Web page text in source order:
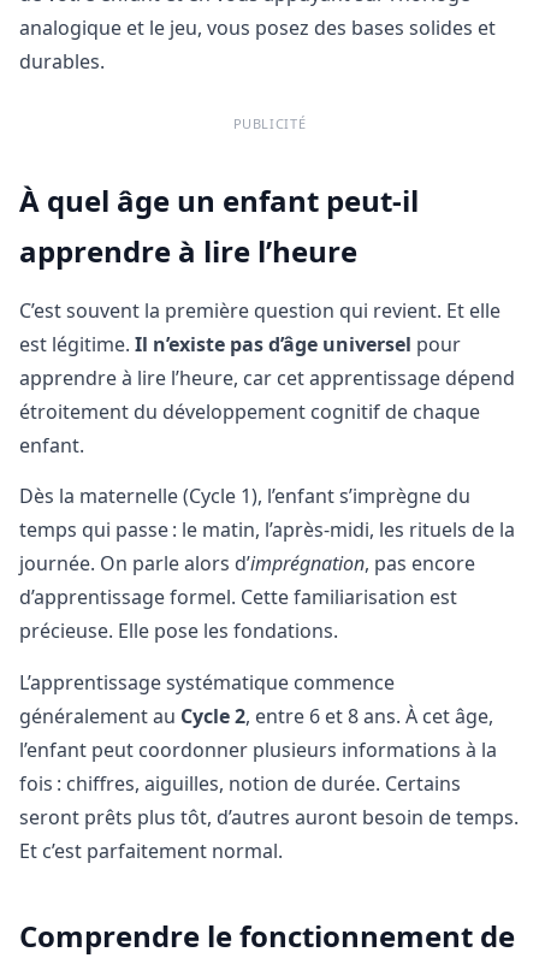
analogique et le jeu, vous posez des bases solides et
durables.
PUBLICITÉ
À quel âge un enfant peut-il
apprendre à lire l’heure
C’est souvent la première question qui revient. Et elle
est légitime. Il n’existe pas d’âge universel pour
apprendre à lire l’heure, car cet apprentissage dépend
étroitement du développement cognitif de chaque
enfant.
Dès la maternelle (Cycle 1), l’enfant s’imprègne du
temps qui passe : le matin, l’après-midi, les rituels de la
journée. On parle alors d’imprégnation, pas encore
d’apprentissage formel. Cette familiarisation est
précieuse. Elle pose les fondations.
L’apprentissage systématique commence
généralement au Cycle 2, entre 6 et 8 ans. À cet âge,
l’enfant peut coordonner plusieurs informations à la
fois : chiffres, aiguilles, notion de durée. Certains
seront prêts plus tôt, d’autres auront besoin de temps.
Et c’est parfaitement normal.
Comprendre le fonctionnement de